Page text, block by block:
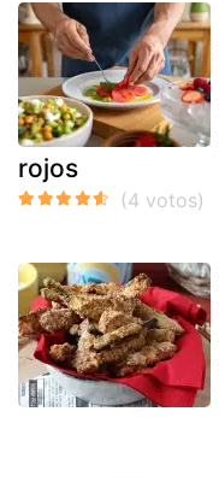
rojos